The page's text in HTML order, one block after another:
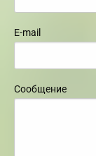
E-mail
Сообщение